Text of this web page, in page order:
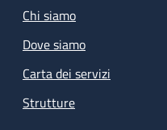
Chi siamo
Dove siamo
Carta dei servizi
Strutture